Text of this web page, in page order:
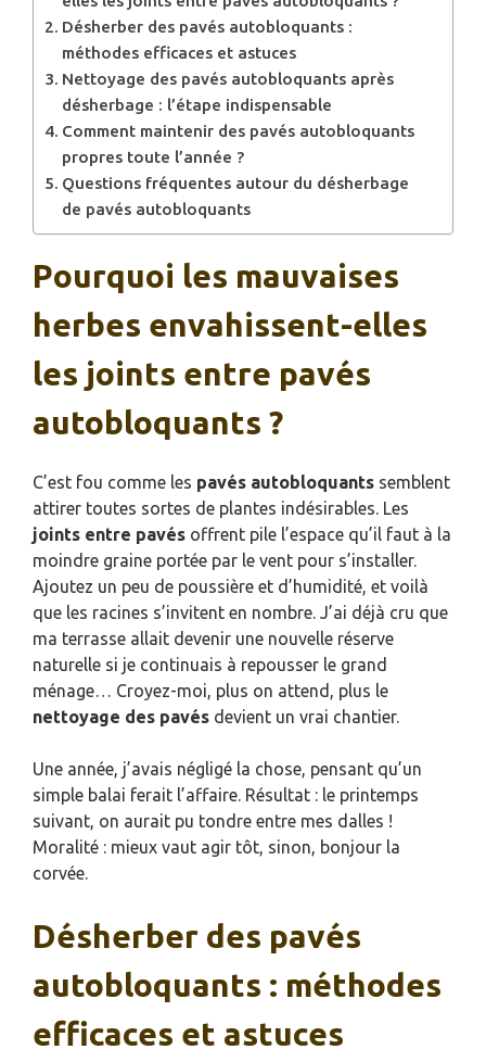
Désherber des pavés autobloquants :
méthodes efficaces et astuces
Nettoyage des pavés autobloquants après
désherbage : l’étape indispensable
Comment maintenir des pavés autobloquants
propres toute l’année ?
Questions fréquentes autour du désherbage
de pavés autobloquants
Pourquoi les mauvaises
herbes envahissent-elles
les joints entre pavés
autobloquants ?
C’est fou comme les pavés autobloquants semblent
attirer toutes sortes de plantes indésirables. Les
joints entre pavés offrent pile l’espace qu’il faut à la
moindre graine portée par le vent pour s’installer.
Ajoutez un peu de poussière et d’humidité, et voilà
que les racines s’invitent en nombre. J’ai déjà cru que
ma terrasse allait devenir une nouvelle réserve
naturelle si je continuais à repousser le grand
ménage… Croyez-moi, plus on attend, plus le
nettoyage des pavés devient un vrai chantier.
Une année, j’avais négligé la chose, pensant qu’un
simple balai ferait l’affaire. Résultat : le printemps
suivant, on aurait pu tondre entre mes dalles !
Moralité : mieux vaut agir tôt, sinon, bonjour la
corvée.
Désherber des pavés
autobloquants : méthodes
efficaces et astuces